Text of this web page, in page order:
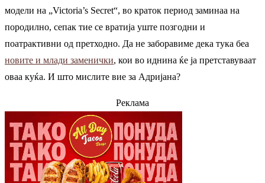
модели на „Victoria’s Secret“, во краток период заминаа на
породилно, сепак тие се вратија уште позгодни и
поатрактивни од претходно. Да не заборавиме дека тука беа
новите и млади заменички, кои во иднина ќе ја претставуваат
оваа куќа. И што мислите вие за Адријана?
Реклама